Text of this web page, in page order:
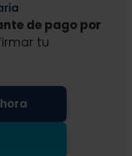
de pago por
tu